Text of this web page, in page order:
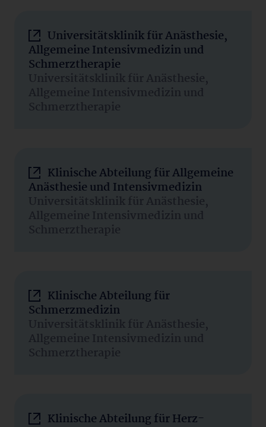
Universitätsklinik für Anästhesie,
Allgemeine Intensivmedizin und
Schmerztherapie
Universitätsklinik für Anästhesie,
Allgemeine Intensivmedizin und
Schmerztherapie
Klinische Abteilung für Allgemeine
Anästhesie und Intensivmedizin
Universitätsklinik für Anästhesie,
Allgemeine Intensivmedizin und
Schmerztherapie
Klinische Abteilung für
Schmerzmedizin
Universitätsklinik für Anästhesie,
Allgemeine Intensivmedizin und
Schmerztherapie
Klinische Abteilung für Herz-